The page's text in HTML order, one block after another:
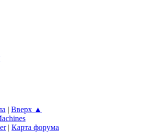
| Вверх ▲
| Карта форума